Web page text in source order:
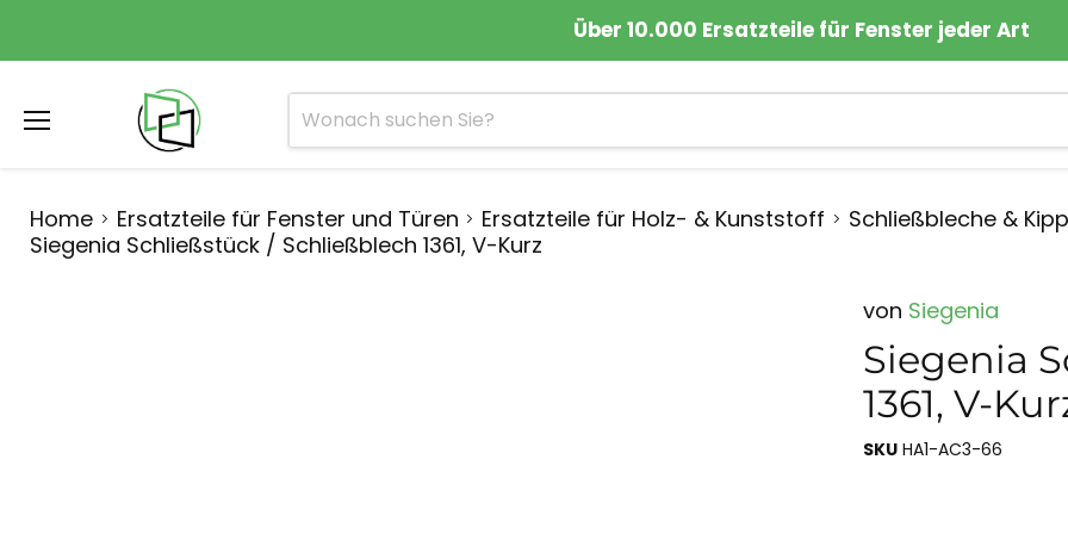
Über 10.000 Ersatzteile für Fenster jeder Art
Home
Ersatzteile für Fenster und Türen Ersatzteile für Holz- & Kunststoff
Schließbleche &
Siegenia Schließstück / Schließblech 1361, V-Kurz
von Siegenia
Siegenia
1361, V-
SKU HA1-AC3-66